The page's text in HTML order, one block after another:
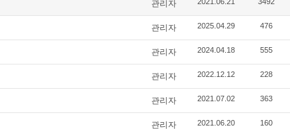
관리자
관리자 2025.04.29 476
관리자 2024.04.18 555
관리자 2022.12.12 228
관리자 2021.07.02 363
관리자 2021.06.20 160